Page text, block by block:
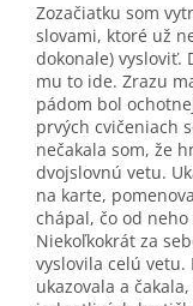
Zozačiatku som
slovami, ktoré už
dokonale) vysloviť.
mu to ide. Zrazu
pádom bol
prvých cvičeniach
nečakala som, že
dvojslovnú vetu.
na karte,
chápal, čo od
Niekoľkokrát za
vyslovila celú vetu.
ukazovala a